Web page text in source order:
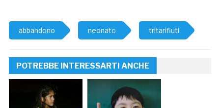
abbandono neonato tritarifiuti
POTREBBE INTERESSARTI ANCHE